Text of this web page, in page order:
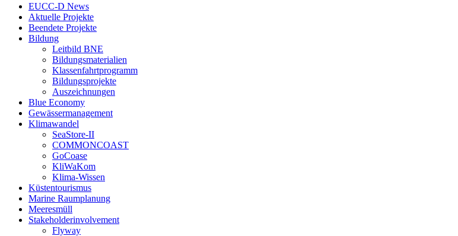
EUCC-D News
Aktuelle Projekte
Beendete Projekte
Bildung
Leitbild BNE
Bildungsmaterialien
Klassenfahrtprogramm
Bildungsprojekte
Auszeichnungen
Blue Economy
Gewässermanagement
Klimawandel
SeaStore-II
COMMONCOAST
GoCoase
KliWaKom
Klima-Wissen
Küstentourismus
Marine Raumplanung
Meeresmüll
Stakeholderinvolvement
Flyway